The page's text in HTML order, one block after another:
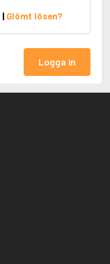
| Glömt lösen?
Logga in